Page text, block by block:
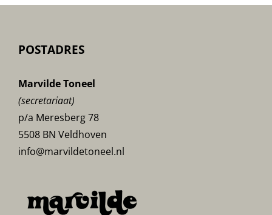
POSTADRES
Marvilde Toneel
(secretariaat)
p/a Meresberg 78
5508 BN Veldhoven
info@marvildetoneel.nl